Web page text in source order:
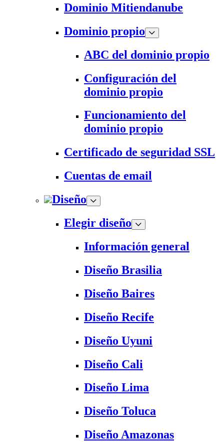
Dominio Mitiendanube
Dominio propio
ABC del dominio propio
Configuración del
dominio propio
Funcionamiento del
dominio propio
Certificado de seguridad SSL
Cuentas de email
Diseño
Elegir diseño
Información general
Diseño Brasilia
Diseño Baires
Diseño Recife
Diseño Uyuni
Diseño Cali
Diseño Lima
Diseño Toluca
Diseño Amazonas